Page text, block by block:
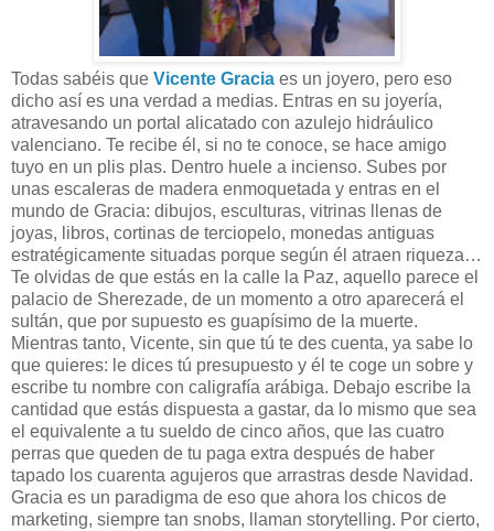
Todas sabéis que Vicente Gracia es un joyero, pero eso
dicho así es una verdad a medias. Entras en su joyería,
atravesando un portal alicatado con azulejo hidráulico
valenciano. Te recibe él, si no te conoce, se hace amigo
tuyo en un plis plas. Dentro huele a incienso. Subes por
unas escaleras de madera enmoquetada y entras en el
mundo de Gracia: dibujos, esculturas, vitrinas llenas de
joyas, libros, cortinas de terciopelo, monedas antiguas
estratégicamente situadas porque según él atraen riqueza…
Te olvidas de que estás en la calle la Paz, aquello parece el
palacio de Sherezade, de un momento a otro aparecerá el
sultán, que por supuesto es guapísimo de la muerte.
Mientras tanto, Vicente, sin que tú te des cuenta, ya sabe lo
que quieres: le dices tú presupuesto y él te coge un sobre y
escribe tu nombre con caligrafía arábiga. Debajo escribe la
cantidad que estás dispuesta a gastar, da lo mismo que sea
el equivalente a tu sueldo de cinco años, que las cuatro
perras que queden de tu paga extra después de haber
tapado los cuarenta agujeros que arrastras desde Navidad.
Gracia es un paradigma de eso que ahora los chicos de
marketing, siempre tan snobs, llaman storytelling. Por cierto,